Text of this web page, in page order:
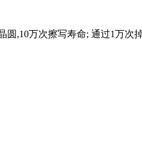
,10万次擦写寿命; 通过1万次